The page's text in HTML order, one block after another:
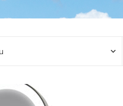
Húfur og vettlingar